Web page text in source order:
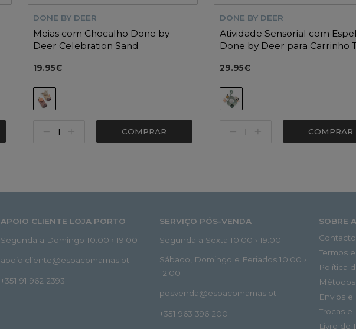
DONE BY DEER
Meias com Chocalho Done by
Deer Celebration Sand
19.95€
COMPRAR
DONE BY DEER
Atividade Sensorial com
Done by Deer para Carrinho
29.95€
COMPRAR
APOIO CLIENTE LOJA PORTO
Segunda a Domingo 10:00 › 19:00
apoio.cliente@espacomamas.pt
+351 91 962 2393
SERVIÇO PÓS-VENDA
Segunda a Sexta 10:00 › 19:00
Sábado, Domingo e Feriados 10:00 ›
12:00
posvenda@espacomamas.pt
+351 963 396 200
SOBRE
Termos
Política
Envios
Trocas e
Livro de